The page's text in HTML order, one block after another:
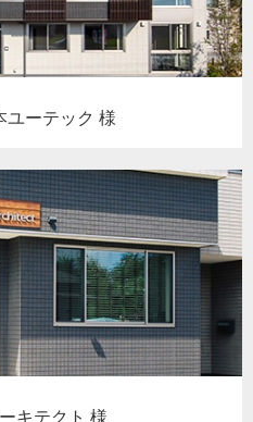
ユーテック 様
キテクト 様